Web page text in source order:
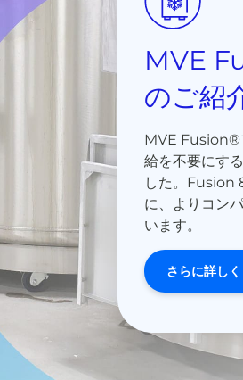
MVEの
当社のデュワ
とで、アプリ
ルの状態をほ
す。信頼性と
MVE
のご紹
MVE Fusion®
給を不要にす
した。Fusion
に、よりコン
います。
さらに詳しく